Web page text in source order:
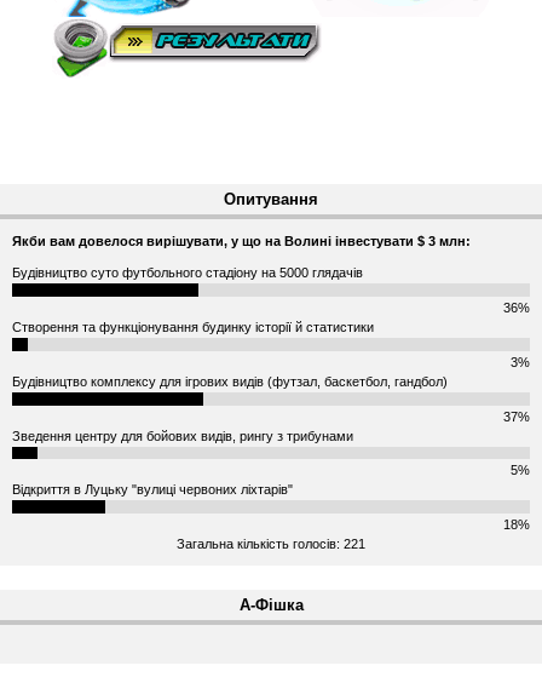
Опитування
Якби вам довелося вирішувати, у що на Волині інвестувати $ 3 млн:
Будівництво суто футбольного стадіону на 5000 глядачів
36%
Створення та функціонування будинку історії й статистики
3%
Будівництво комплексу для ігрових видів (футзал, баскетбол, гандбол)
37%
Зведення центру для бойових видів, рингу з трибунами
5%
Відкриття в Луцьку "вулиці червоних ліхтарів"
18%
Загальна кількість голосів: 221
А-Фішка